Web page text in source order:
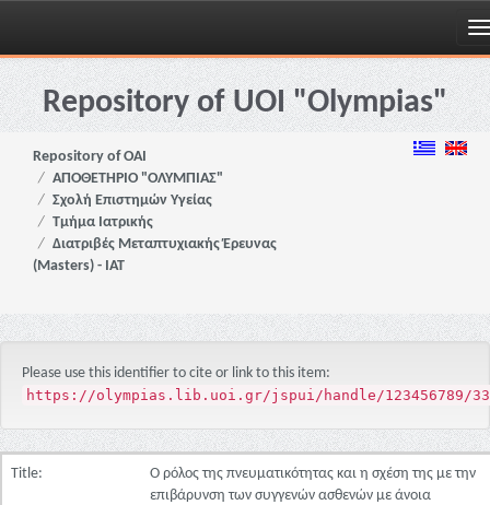
Skip
navigationRepository of UOI "Olympias"
Repository of OAI
ΑΠΟΘΕΤΗΡΙΟ "ΟΛΥΜΠΙΑΣ"
Σχολή Επιστημών Υγείας
Τμήμα Ιατρικής
Διατριβές Μεταπτυχιακής Έρευνας
(Masters) - ΙΑΤ
Please use this identifier to cite or link to this item:
https://olympias.lib.uoi.gr/jspui/handle/123456789/
Title:
Ο ρόλος της πνευματικότητας και η σχέση της με την
επιβάρυνση των συγγενών ασθενών με άνοια